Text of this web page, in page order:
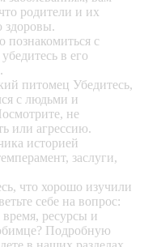
родители и их
здоровы.
познакомиться с
в его
питомец Убедитесь,
с людьми и
не
или агрессию.
историей
заслуги,
что хорошо изучили
себе на вопрос:
ресурсы и
Подробную